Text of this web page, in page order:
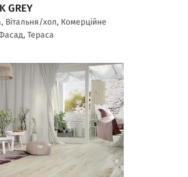
GREY
Вітальня/хол, Комерційне
Тераса